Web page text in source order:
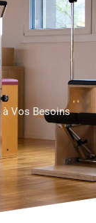
Vos Besoins